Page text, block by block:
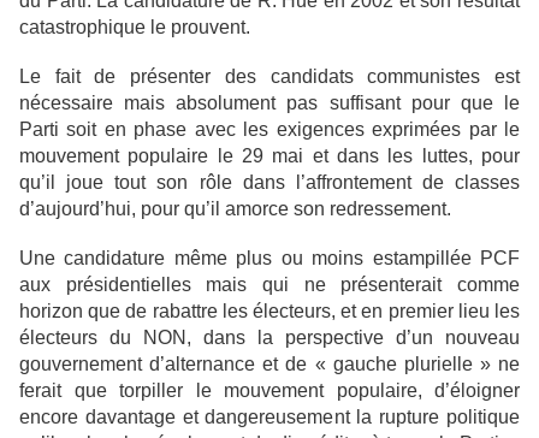
catastrophique le prouvent.
Le fait de présenter des candidats communistes est
nécessaire mais absolument pas suffisant pour que le
Parti soit en phase avec les exigences exprimées par le
mouvement populaire le 29 mai et dans les luttes, pour
qu’il joue tout son rôle dans l’affrontement de classes
d’aujourd’hui, pour qu’il amorce son redressement.
Une candidature même plus ou moins estampillée PCF
aux présidentielles mais qui ne présenterait comme
horizon que de rabattre les électeurs, et en premier lieu les
électeurs du NON, dans la perspective d’un nouveau
gouvernement d’alternance et de « gauche plurielle » ne
ferait que torpiller le mouvement populaire, d’éloigner
encore davantage et dangereusement la rupture politique